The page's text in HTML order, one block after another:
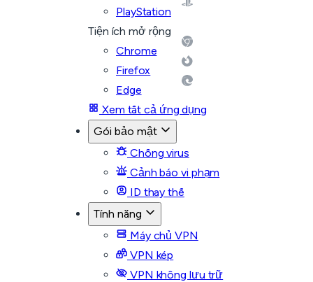
PlayStation
Tiện ích mở rộng
Chrome
Firefox
Edge
Xem tất cả ứng dụng
Gói bảo mật
Chống virus
Cảnh báo vi phạm
ID thay thế
Tính năng
Máy chủ VPN
VPN kép
VPN không lưu trữ